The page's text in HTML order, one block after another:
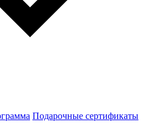
Подарочные сертификаты